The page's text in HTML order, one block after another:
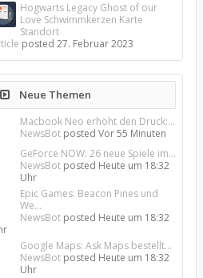
Hogwarts Legacy Ghost of our
Love Schwimmkerzen Karte
Standort
posted27. Februar 2023
Neue Themen
Macbook Neo erhöht den Druck:...
NewsBot postedVor 55 Minuten
GeForce NOW: 26 neue Spiele im...
NewsBot posted Heute um 18:32
Uhr
Epic Games: Beacon Pines und
We...
NewsBot posted Heute um 18:32
Google Maps: Ask Maps bestellt...
NewsBot posted Heute um 18:32
Uhr